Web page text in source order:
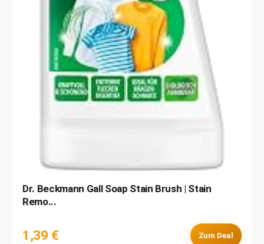
Dr. Beckmann Gall Soap Stain Brush | Stain
Remo...
1,39 € Zum Deal